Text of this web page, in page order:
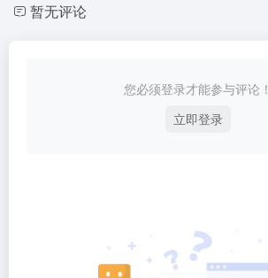
暂无评论
您必须登录才能参与评论！
立即登录